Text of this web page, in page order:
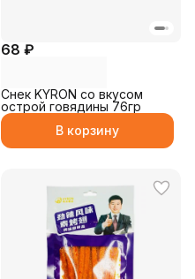
68 ₽
Снек KYRON со вкусом
острой говядины 76гр
В корзину